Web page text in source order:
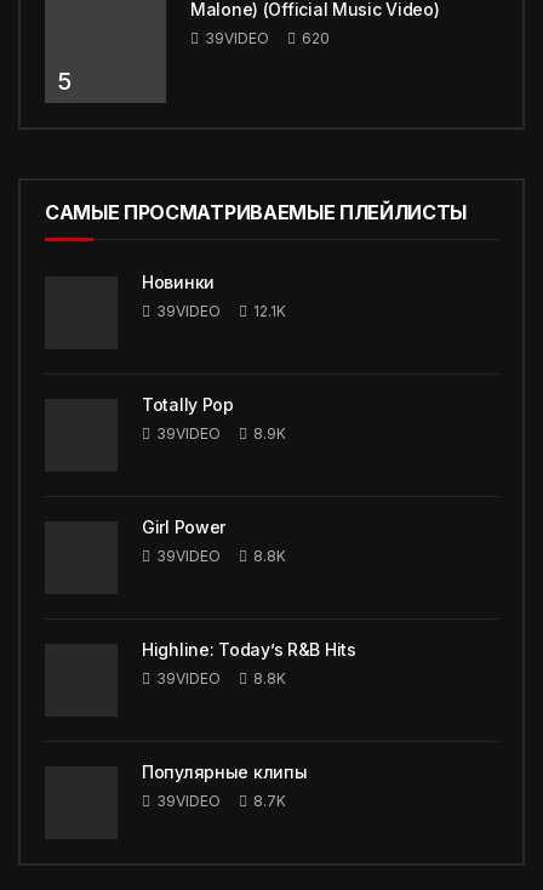
5
Malone) (Official Music Video)
39VIDEO 620
САМЫЕ ПРОСМАТРИВАЕМЫЕ ПЛЕЙЛИСТЫ
Новинки
39VIDEO 12.1K
Totally Pop
39VIDEO 8.9K
Girl Power
39VIDEO 8.8K
Highline: Today’s R&B Hits
39VIDEO 8.8K
Популярные клипы
39VIDEO 8.7K